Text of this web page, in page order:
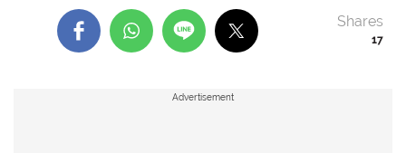
17
Shares
Advertisement